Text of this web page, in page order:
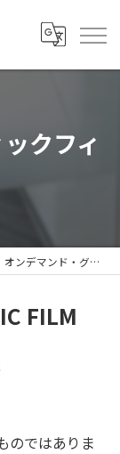
クフィ
オンデマンド・グラフィックフィルム
FILM
のではありま